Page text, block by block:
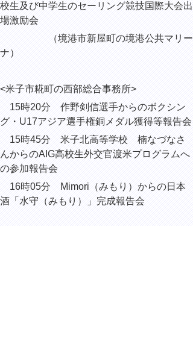
校生及び中学生のセーリング競技国際大会出
場激励会
（境港市新屋町の境港公共マリー
ナ）
<米子市糀町の西部総合事務所>
15時20分 作野剣信選手からのボクシン
グ・U17アジア選手権銅メダル獲得等報告会
15時45分 米子北高等学校 楠なづなさ
んからのAIG高校生外交官渡米プログラムへ
の参加報告会
16時05分 Mimori（みもり）からの日本
酒「水守（みもり）」完成報告会